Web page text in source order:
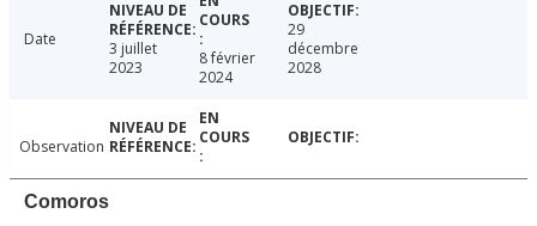
Date
3 juillet
2023
8 février
2024
29
décembre
2028
Observation
Comoros